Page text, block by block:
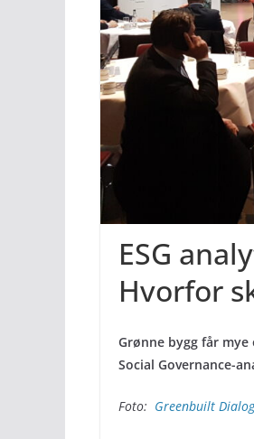
ESG
Hvorfor
Grønne bygg får
Social Governance-
Foto: Greenbuilt